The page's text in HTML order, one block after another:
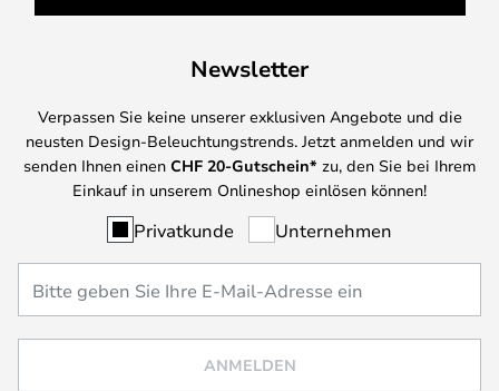
Newsletter
Verpassen Sie keine unserer exklusiven Angebote und die
neusten Design-Beleuchtungstrends. Jetzt anmelden und wir
senden Ihnen einen CHF 20-Gutschein* zu, den Sie bei Ihrem
Einkauf in unserem Onlineshop einlösen können!
Privatkunde Unternehmen
ANMELDEN